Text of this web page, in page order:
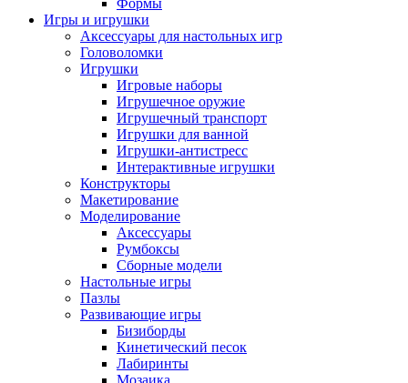
Формы
Игры и игрушки
Аксессуары для настольных игр
Головоломки
Игрушки
Игровые наборы
Игрушечное оружие
Игрушечный транспорт
Игрушки для ванной
Игрушки-антистресс
Интерактивные игрушки
Конструкторы
Макетирование
Моделирование
Аксессуары
Румбоксы
Сборные модели
Настольные игры
Пазлы
Развивающие игры
Бизиборды
Кинетический песок
Лабиринты
Мозаика